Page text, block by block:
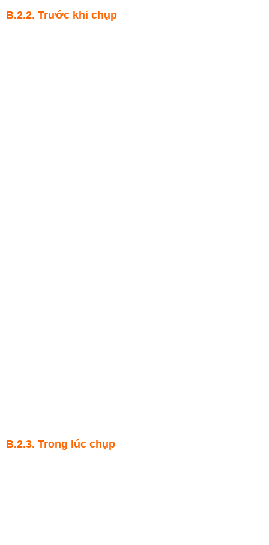
B.2.2. Trước khi chụp
B.2.3. Trong lúc chụp